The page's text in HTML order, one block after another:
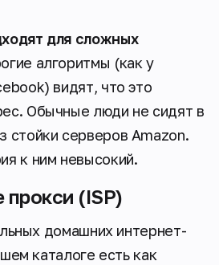
для сложных
алгоритмы (как у
видят, что это
Обычные люди не сидят в
стойки серверов Amazon.
к ним невысокий.
прокси (ISP)
домашних интернет-
каталоге есть как